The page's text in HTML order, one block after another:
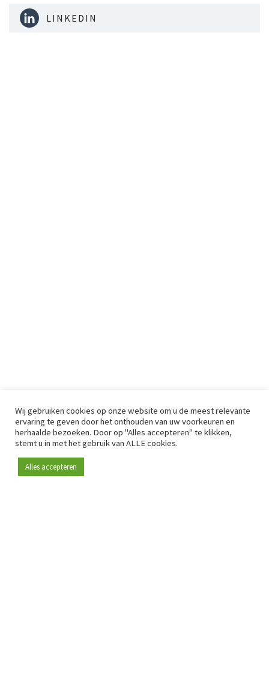
LINKEDIN
Wij gebruiken cookies op onze website om u de meest relevante
ervaring te geven door het onthouden van uw voorkeuren en
herhaalde bezoeken. Door op "Alles accepteren" te klikken,
stemt u in met het gebruik van ALLE cookies.
Alles accepteren